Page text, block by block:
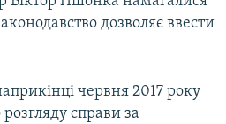
дозволяє ввести
червня 2017 року
справи за